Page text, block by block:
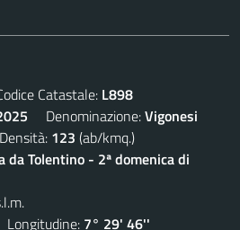
Catastale: L898
Denominazione:Vigonesi
123 (ab/kmq.)
da Tolentino - 2ª domenica di
Longitudine: 7° 29' 46''